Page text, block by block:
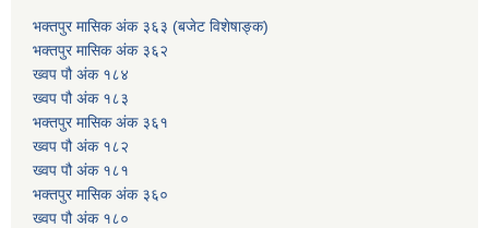
भक्तपुर मासिक अंक ३६३ (बजेट विशेषाङ्क)
भक्तपुर मासिक अंक ३६२
ख्वप पौ अंक १८४
ख्वप पौ अंक १८३
भक्तपुर मासिक अंक ३६१
ख्वप पौ अंक १८२
ख्वप पौ अंक १८१
भक्तपुर मासिक अंक ३६०
ख्वप पौ अंक १८०